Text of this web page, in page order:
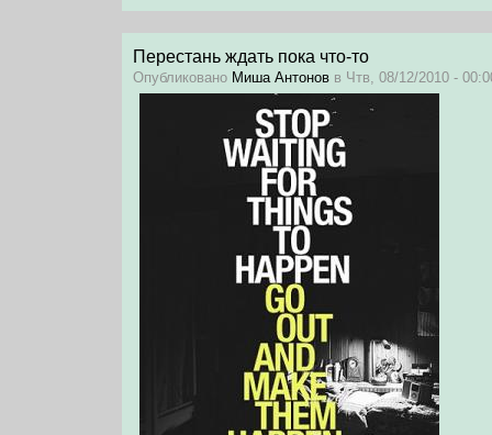
Перестань ждать пока что-то
Опубликовано Миша Антонов в Чтв, 08/12/2010 -